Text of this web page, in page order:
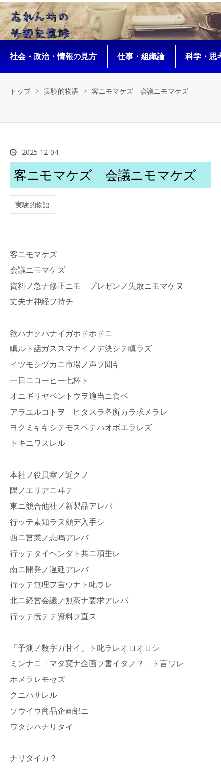
社会・政治・情報の見方 仕事・組織論 科学・思
トップ > 実験的物語 > 客ニモマケズ 会議ニモマケズ
2025-12-04
客ニモマケズ 会議ニモマケズ
実験的物語
客ニモマケズ
会議ニモマケズ
資料ノ急ナ修正ニモ プレゼンノ失敗ニモマケヌ
丈夫ナ神経ヲ持チ
欲ハナクハナイガホドホドニ
瞋ルト話ガススマナイノデ決シテ瞋ラズ
イツモシヅカニ市場ノ声ヲ聞キ
一日ニコーヒー七杯ト
オニギリヤベントウヲ適当ニ食ベ
アラユルコトヲ ヒタスラ各所カラ求メラレ
ヨクミキキシテモスベテハオボエラレズ
トキニワスレル
本社ノ役員室ノ近クノ
隅ノエリアニヰテ
東ニ競合他社ノ新製品アレバ
行ッテ素知ラヌ顔デ入手シ
西ニ営業ノ悲鳴アレバ
行ッテタイヘンダト共ニ項垂レ
南ニ開発ノ遅延アレバ
行ッテ無理ヲ言ウナト叱ラレ
北ニ経営会議ノ無茶ナ要求アレバ
行ッテ慌テテ資料ヲ直ス
「予測ノ数字ガ甘イ」ト叱ラレオロオロシ
ミンナニ「マタ変ナ企画ヲ書イタノ？」ト言ワレ
ホメラレモセズ
クニハサレル
ソウイウ商品企画部ニ
ワタシハナリタイ
ナリタイカ？